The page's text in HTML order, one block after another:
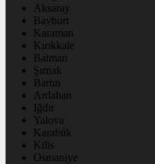
Aksaray
Bayburt
Karaman
Kırıkkale
Batman
Şırnak
Bartın
Ardahan
Iğdır
Yalova
Karabük
Kilis
Osmaniye